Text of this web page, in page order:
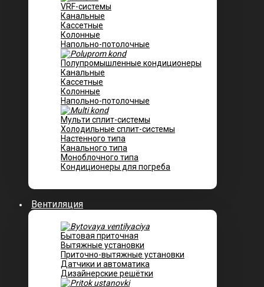
VRF-системы
Канальные
Касcетные
Колонные
Напольно-потолочные
Полупромышленные кондиционеры
Канальные
Кассетные
Колонные
Напольно-потолочные
Мульти сплит-системы
Холодильные сплит-системы
Настенного типа
Канального типа
Моноблочного типа
Кондиционеры для погреба
Вентиляция
Бытовая приточная
Вытяжные установки
Приточно-вытяжные установки
Датчики и автоматика
Дизайнерские решётки